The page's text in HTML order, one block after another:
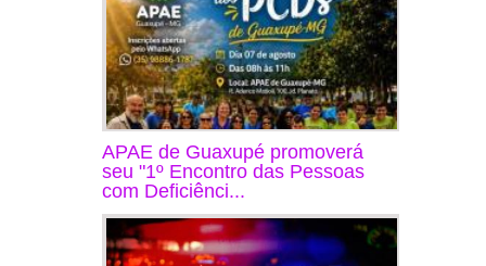
APAE de Guaxupé promoverá
seu "1º Encontro das Pessoas
com Deficiênci...